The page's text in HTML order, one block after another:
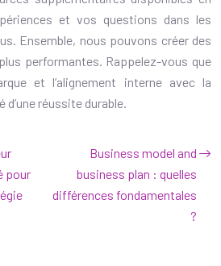
et vos questions dans les
Ensemble, nous pouvons créer des
performantes. Rappelez-vous que
et l’alignement interne avec la
réussite durable.
pour
Business model and
business plan : quelles
différences fondamentales
?